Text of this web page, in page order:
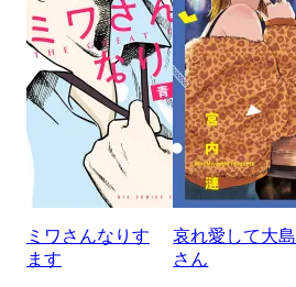
ミワさんなりす
ます
哀れ愛して大島
さん